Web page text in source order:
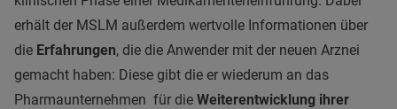
erhält der MSLM außerdem wertvolle Informationen über
die Erfahrungen, die die Anwender mit der neuen Arznei
gemacht haben: Diese gibt die er wiederum an das
Pharmaunternehmen für die Weiterentwicklung ihrer